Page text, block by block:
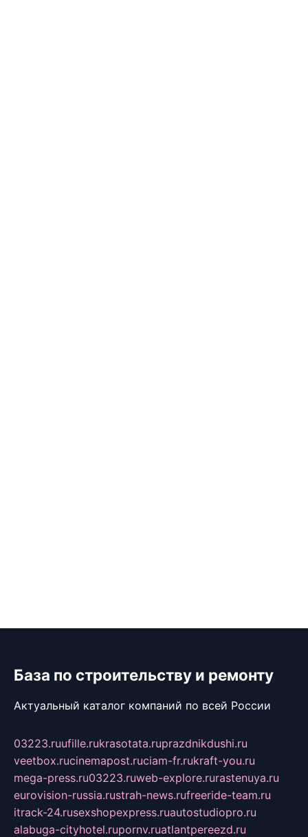
База по строительству и ремонту
Актуальный каталог компаний по всей России
03223.ruufille.rukrasotata.ruprazdnikdushi.ru
veetbox.rucinemapost.ruciam-fr.rukraft-you.ru
mega-press.ru03223.ruweb-explore.rurastenuya.ru
eurovision-russia.rustrah-news.rufreeride-team.ru
itrack-24.rusexshopexpress.ruautostudiopro.ru
alabuga-cityhotel.rupornv.ruatlantpereezd.ru